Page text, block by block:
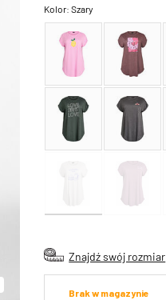
Kolor:Szary
Znajdź swój rozmiar
Brak w magazynie